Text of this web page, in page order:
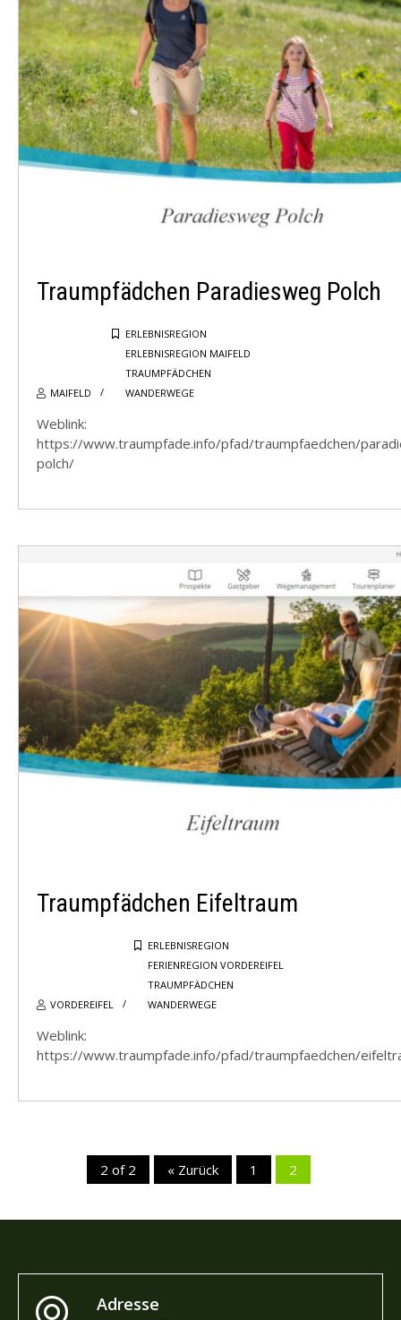
WEITERE INFOS
Traumpfädchen Paradiesweg Polch
MAIFELD
ERLEBNISREGION
ERLEBNISREGION MAIFELD
TRAUMPFÄDCHEN
WANDERWEGE
Weblink:
https://www.traumpfade.info/pfad/traumpfaedchen/
polch/
Traumpfädchen Eifeltraum
VORDEREIFEL
ERLEBNISREGION
FERIENREGION VORDEREIFEL
TRAUMPFÄDCHEN
WANDERWEGE
Weblink:
https://www.traumpfade.info/pfad/traumpfaedchen/
2 of 2 « Zurück 1 2
Adresse